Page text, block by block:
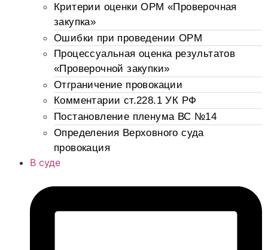
Критерии оценки ОРМ «Проверочная
закупка»
Ошибки при проведении ОРМ
Процессуальная оценка результатов
«Проверочной закупки»
Отграничение провокации
Комментарии ст.228.1 УК РФ
Постановление пленума ВС №14
Определения Верховного суда
провокация
В суде